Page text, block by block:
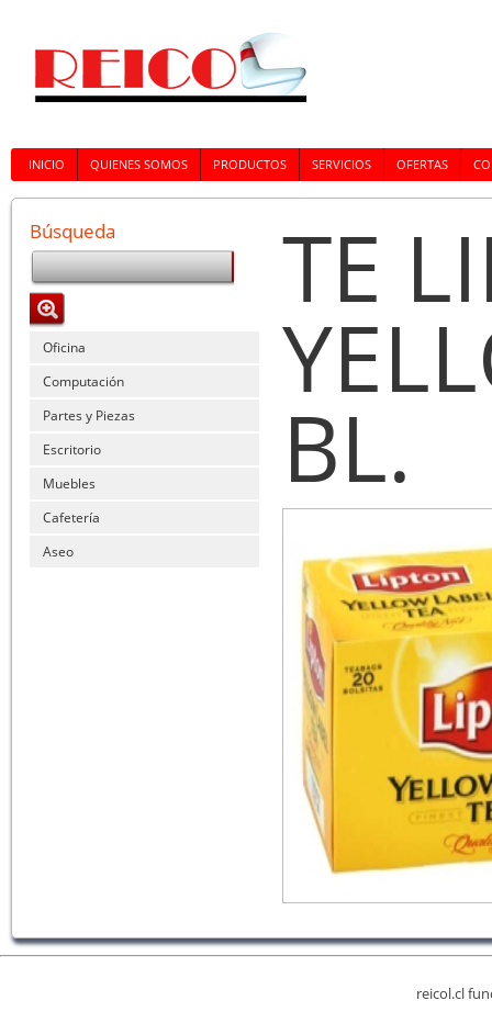
INICIO QUIENES SOMOS PRODUCTOS SERVICIOS OFERTAS
Búsqueda
Oficina
Computación
Partes y Piezas
Escritorio
Muebles
Cafetería
Aseo
TE
BL.
reicol.cl